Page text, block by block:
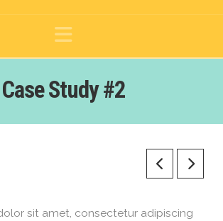
Navigation
Case Study #2
sit amet, consectetur adipiscing